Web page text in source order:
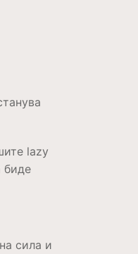
lazy
биде
сила и